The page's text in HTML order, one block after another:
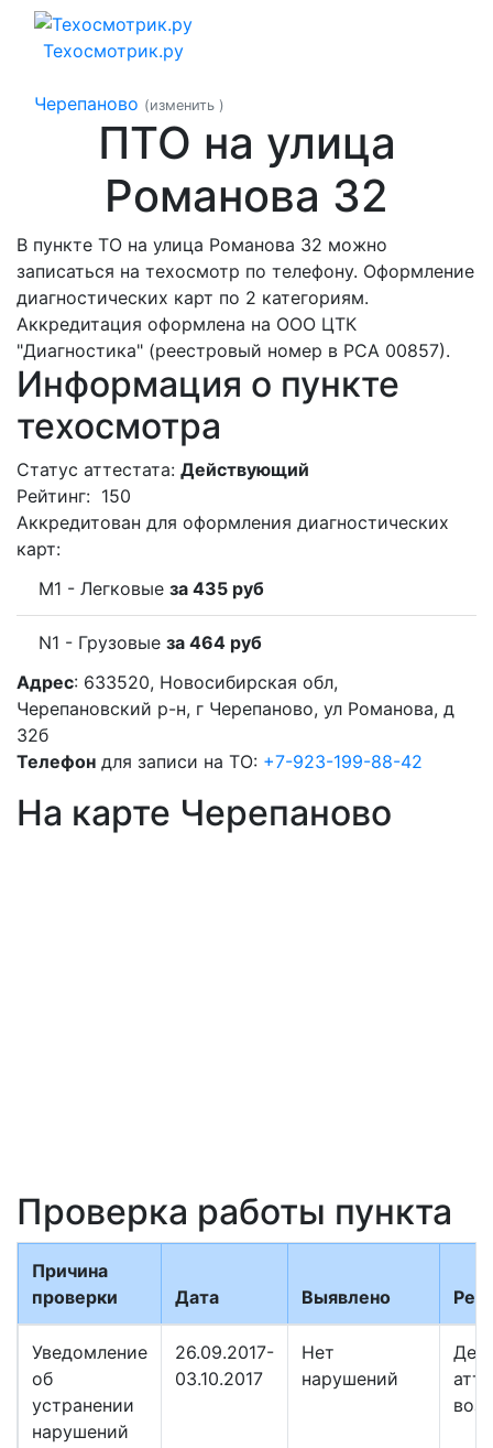
Техосмотрик.ру
Черепаново (изменить )
ПТО на улица
Романова 32
В пункте ТО на улица Романова 32 можно
записаться на техосмотр по телефону. Оформление
диагностических карт по 2 категориям.
Аккредитация оформлена на ООО ЦТК
"Диагностика" (реестровый номер в РСА 00857).
Информация о пункте
техосмотра
Статус аттестата: Действующий
Рейтинг: 150
Аккредитован для оформления диагностических
карт:
M1 - Легковые за 435 руб
N1 - Грузовые за 464 руб
Адрес: 633520, Новосибирская обл,
Черепановский р-н, г Черепаново, ул Романова, д
32б
Телефон для записи на ТО: +7-923-199-88-42
На карте Черепаново
Проверка работы пункта
Причина
проверки
Дата Выявлено
Уведомление
об
устранении
нарушений
26.09.2017-
03.10.2017
Нет
нарушений